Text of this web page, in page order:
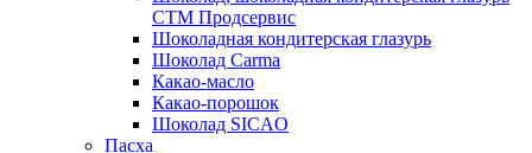
СТМ Продсервис
Шоколадная кондитерская глазурь
Шоколад Carma
Какао-масло
Какао-порошок
Шоколад SICAO
Пасха